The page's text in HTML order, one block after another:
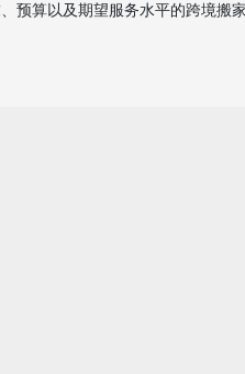
预算以及期望服务水平的跨境搬